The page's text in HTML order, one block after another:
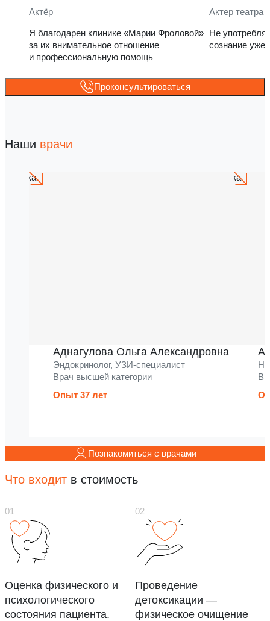
Актёр
Я благодарен клинике «Марии Фроловой»
за их внимательное отношение
и профессиональную помощь
Актер театра
Не
сознание уже
Проконсультироваться
Наши врачи
Аднагулова Ольга Александровна
Эндокринолог, УЗИ-специалист
Врач высшей категории
Опыт 37 лет
Познакомиться с врачами
Что входит в стоимость
Оценка физического и
психологического
состояния пациента.
Проведение
детоксикации —
физическое очищение